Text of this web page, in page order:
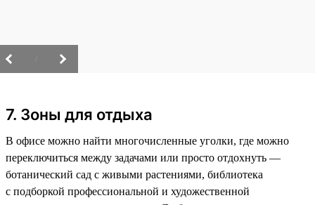
7. Зоны для отдыха
В офисе можно найти многочисленные уголки, где можно
переключиться между задачами или просто отдохнуть —
ботанический сад с живыми растениями, библиотека
с подборкой профессиональной и художественной